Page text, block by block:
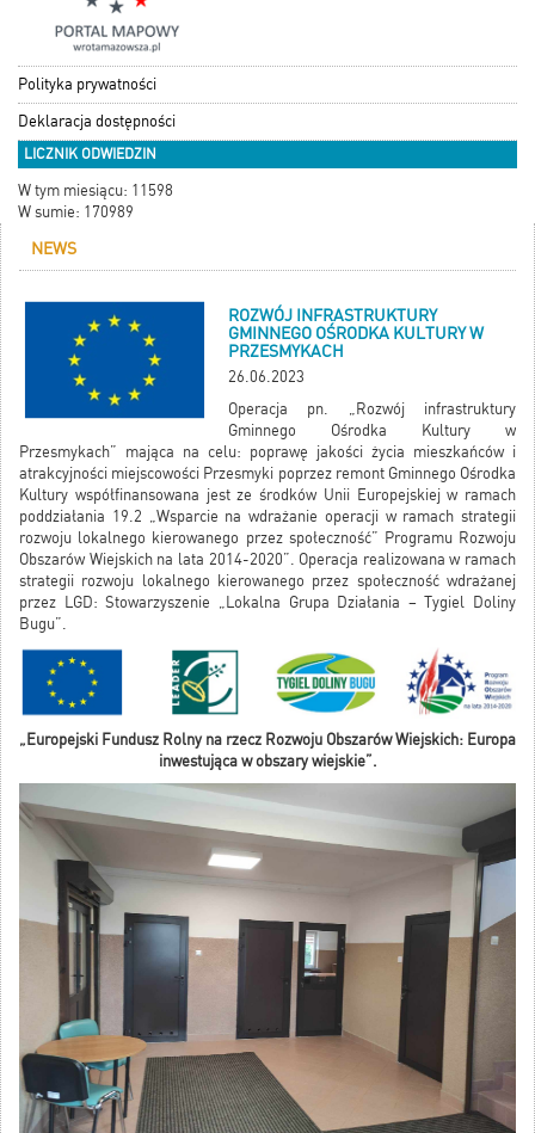
Polityka prywatności
Deklaracja dostępności
LICZNIK ODWIEDZIN
W tym miesiącu: 11598
W sumie: 170989
NEWS
ROZWÓJ INFRASTRUKTURY
GMINNEGO OŚRODKA KULTURY W
PRZESMYKACH
26.06.2023
Operacja pn. „Rozwój infrastruktury
Gminnego Ośrodka Kultury w
Przesmykach” mająca na celu: poprawę jakości życia mieszkańców i
atrakcyjności miejscowości Przesmyki poprzez remont Gminnego Ośrodka
Kultury współfinansowana jest ze środków Unii Europejskiej w ramach
poddziałania 19.2 „Wsparcie na wdrażanie operacji w ramach strategii
rozwoju lokalnego kierowanego przez społeczność” Programu Rozwoju
Obszarów Wiejskich na lata 2014-2020”. Operacja realizowana w ramach
strategii rozwoju lokalnego kierowanego przez społeczność wdrażanej
przez LGD: Stowarzyszenie „Lokalna Grupa Działania – Tygiel Doliny
Bugu”.
„Europejski Fundusz Rolny na rzecz Rozwoju Obszarów Wiejskich: Europa
inwestująca w obszary wiejskie”.